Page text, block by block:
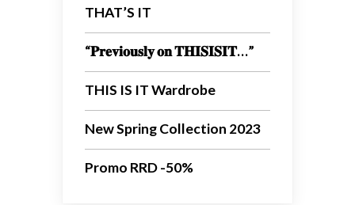
THAT’S IT
“𝐏𝐫𝐞𝐯𝐢𝐨𝐮𝐬𝐥𝐲 𝐨𝐧 𝐓𝐇𝐈𝐒𝐈𝐒𝐈𝐓…”
THIS IS IT Wardrobe
New Spring Collection 2023
Promo RRD -50%